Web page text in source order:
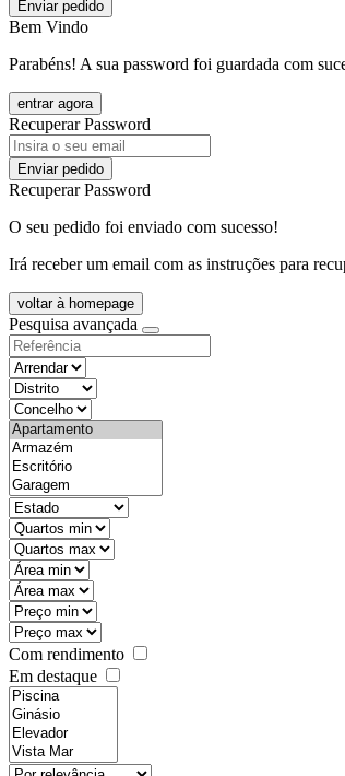
Enviar pedido
Bem Vindo
Parabéns! A sua password foi guardada com
entrar agora
Recuperar Password
Enviar pedido
Recuperar Password
O seu pedido foi enviado com sucesso!
Irá receber um email com as instruções para
voltar à homepage
Pesquisa avançada
objective
districtId
countyId
types
state
mintypo
maxtypo
minarea
maxarea
minprice
maxprice
Com rendimento
Em destaque
features